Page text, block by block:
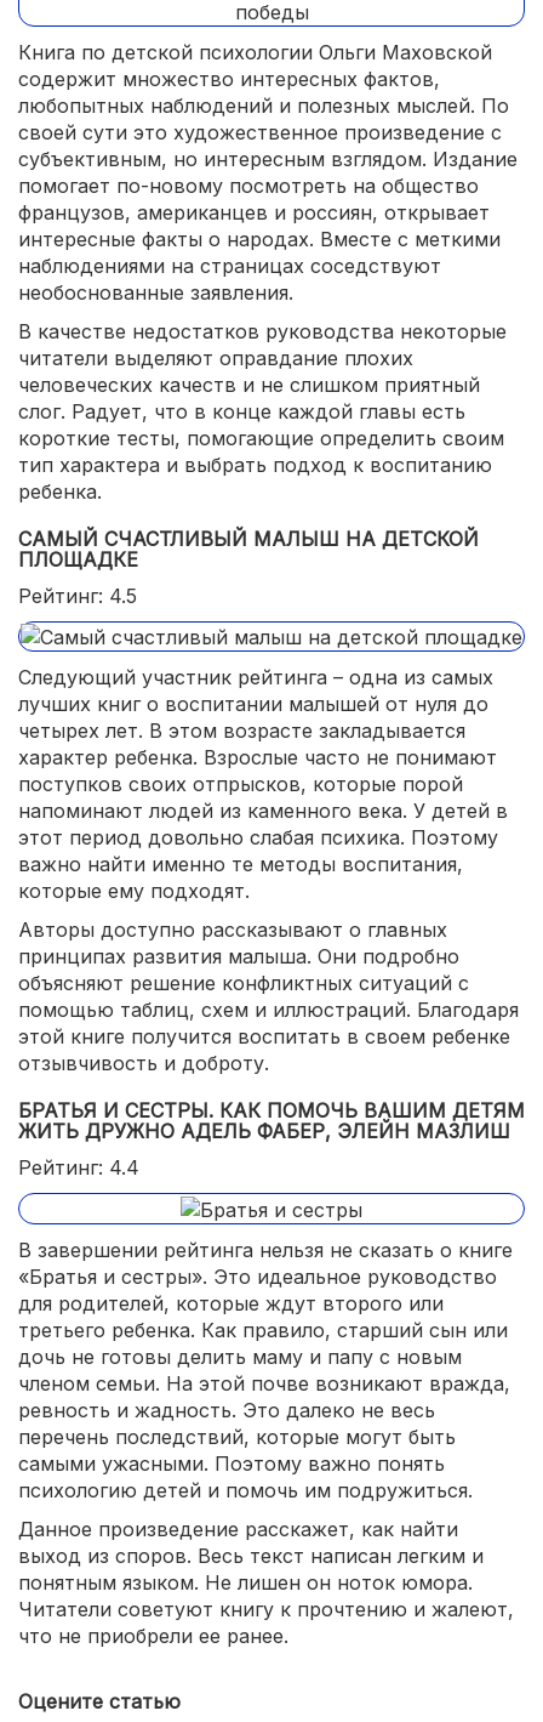
Книга по детской психологии Ольги Маховской
содержит множество интересных фактов,
любопытных наблюдений и полезных мыслей. По
своей сути это художественное произведение с
субъективным, но интересным взглядом. Издание
помогает по-новому посмотреть на общество
французов, американцев и россиян, открывает
интересные факты о народах. Вместе с меткими
наблюдениями на страницах соседствуют
необоснованные заявления.
В качестве недостатков руководства некоторые
читатели выделяют оправдание плохих
человеческих качеств и не слишком приятный
слог. Радует, что в конце каждой главы есть
короткие тесты, помогающие определить своим
тип характера и выбрать подход к воспитанию
ребенка.
САМЫЙ СЧАСТЛИВЫЙ МАЛЫШ НА ДЕТСКОЙ
ПЛОЩАДКЕ
Рейтинг: 4.5
Следующий участник рейтинга – одна из самых
лучших книг о воспитании малышей от нуля до
четырех лет. В этом возрасте закладывается
характер ребенка. Взрослые часто не понимают
поступков своих отпрысков, которые порой
напоминают людей из каменного века. У детей в
этот период довольно слабая психика. Поэтому
важно найти именно те методы воспитания,
которые ему подходят.
Авторы доступно рассказывают о главных
принципах развития малыша. Они подробно
объясняют решение конфликтных ситуаций с
помощью таблиц, схем и иллюстраций. Благодаря
этой книге получится воспитать в своем ребенке
отзывчивость и доброту.
БРАТЬЯ И СЕСТРЫ. КАК ПОМОЧЬ ВАШИМ ДЕТЯМ
ЖИТЬ ДРУЖНО АДЕЛЬ ФАБЕР, ЭЛЕЙН МАЗЛИШ
Рейтинг: 4.4
В завершении рейтинга нельзя не сказать о книге
«Братья и сестры». Это идеальное руководство
для родителей, которые ждут второго или
третьего ребенка. Как правило, старший сын или
дочь не готовы делить маму и папу с новым
членом семьи. На этой почве возникают вражда,
ревность и жадность. Это далеко не весь
перечень последствий, которые могут быть
самыми ужасными. Поэтому важно понять
психологию детей и помочь им подружиться.
Данное произведение расскажет, как найти
выход из споров. Весь текст написан легким и
понятным языком. Не лишен он ноток юмора.
Читатели советуют книгу к прочтению и жалеют,
что не приобрели ее ранее.
Оцените статью